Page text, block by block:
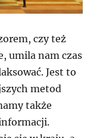
czy też
umila nam czas
Jest to
metod
także